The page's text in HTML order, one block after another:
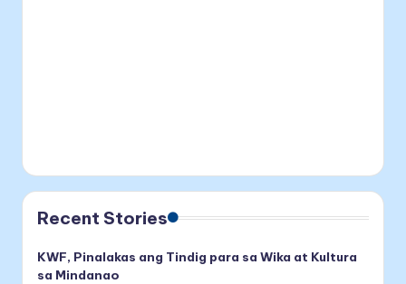
Recent Stories
KWF, Pinalakas ang Tindig para sa Wika at Kultura
sa Mindanao